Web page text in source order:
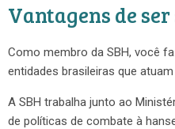
Vantagens de ser
Como membro da SBH, você
entidades brasileiras que
A SBH trabalha junto ao
de políticas de combate à